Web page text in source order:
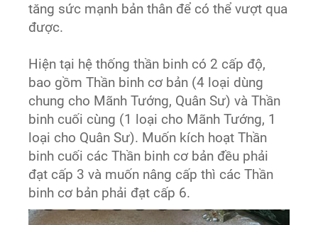
tăng sức mạnh bản thân để có thể vượt qua
được.
Hiện tại hệ thống thần binh có 2 cấp độ,
bao gồm Thần binh cơ bản (4 loại dùng
chung cho Mãnh Tướng, Quân Sư) và Thần
binh cuối cùng (1 loại cho Mãnh Tướng, 1
loại cho Quân Sư). Muốn kích hoạt Thần
binh cuối các Thần binh cơ bản đều phải
đạt cấp 3 và muốn nâng cấp thì các Thần
binh cơ bản phải đạt cấp 6.